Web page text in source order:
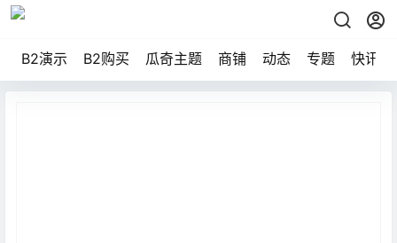
B2演示 B2购买 瓜奇主题 商铺 动态 专题 快讯